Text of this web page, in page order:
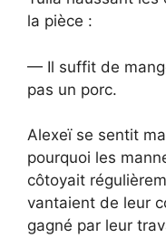
la pièce :
— Il suffit de
pas un porc.
Alexeï se sentit
pourquoi les
côtoyait
vantaient de leur
gagné par leur